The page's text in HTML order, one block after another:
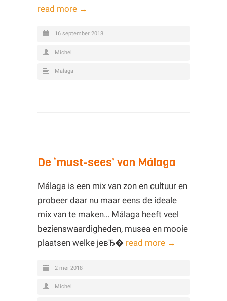
read more →
16 september 2018
Michel
Malaga
De ‘must-sees’ van Málaga
Málaga is een mix van zon en cultuur en
probeer daar nu maar eens de ideale
mix van te maken… Málaga heeft veel
bezienswaardigheden, musea en mooie
plaatsen welke jeвЂ� read more →
2 mei 2018
Michel